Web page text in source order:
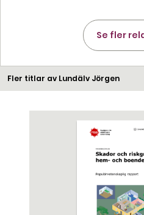
Se fler
Fler titlar av Lundälv Jörgen